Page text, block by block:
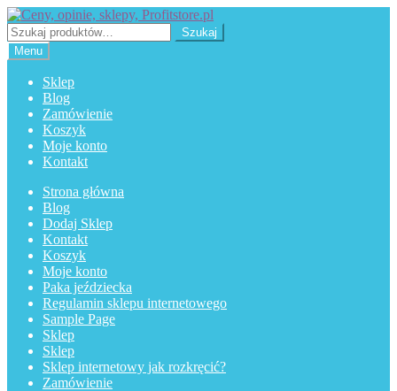
Przejdź
do
nawigacji
Przejdź
do
treści
Szukaj:
Szukaj
Menu
Sklep
Blog
Zamówienie
Koszyk
Moje konto
Kontakt
Strona główna
Blog
Dodaj Sklep
Kontakt
Koszyk
Moje konto
Paka jeździecka
Regulamin sklepu internetowego
Sample Page
Sklep
Sklep
Sklep internetowy jak rozkręcić?
Zamówienie